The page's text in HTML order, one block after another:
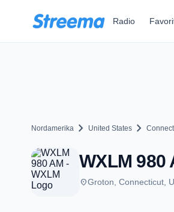
Radio
Nordamerika chevron_right United States chevron_right
WXLM 980
placeGroton, Connecticut,